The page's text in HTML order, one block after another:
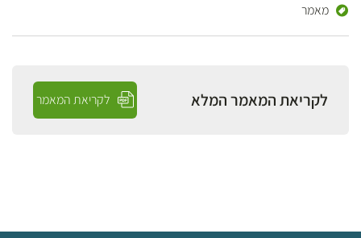
מאמר
לקריאת המאמר המלא לקריאת המאמר